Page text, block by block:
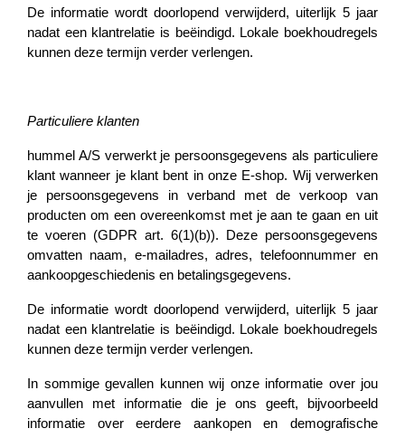
De informatie wordt doorlopend verwijderd, uiterlijk 5 jaar
nadat een klantrelatie is beëindigd. Lokale boekhoudregels
kunnen deze termijn verder verlengen.
Particuliere klanten
hummel A/S verwerkt je persoonsgegevens als particuliere
klant wanneer je klant bent in onze E-shop. Wij verwerken
je persoonsgegevens in verband met de verkoop van
producten om een overeenkomst met je aan te gaan en uit
te voeren (GDPR art. 6(1)(b)). Deze persoonsgegevens
omvatten naam, e-mailadres, adres, telefoonnummer en
aankoopgeschiedenis en betalingsgegevens.
De informatie wordt doorlopend verwijderd, uiterlijk 5 jaar
nadat een klantrelatie is beëindigd. Lokale boekhoudregels
kunnen deze termijn verder verlengen.
In sommige gevallen kunnen wij onze informatie over jou
aanvullen met informatie die je ons geeft, bijvoorbeeld
informatie over eerdere aankopen en demografische